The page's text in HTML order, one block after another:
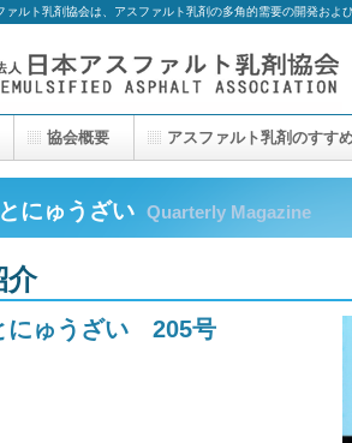
ルト乳剤協会は、アスファルト乳剤の多角的需要の開発およ
にゅうざい Quarterly Magazine
介
にゅうざい 205号
協会概要 アスファルト乳剤のすす